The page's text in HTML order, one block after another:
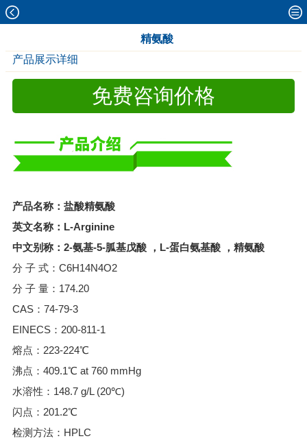
精氨酸
产品展示详细
免费咨询价格
产品名称：盐酸精氨酸
英文名称：L-Arginine
中文别称：2-氨基-5-胍基戊酸 ，L-蛋白氨基酸 ，精氨酸
分 子 式：C6H14N4O2
分 子 量：174.20
CAS：74-79-3
EINECS：200-811-1
熔点：223-224℃
沸点：409.1℃ at 760 mmHg
水溶性：148.7 g/L (20℃)
闪点：201.2℃
检测方法：HPLC